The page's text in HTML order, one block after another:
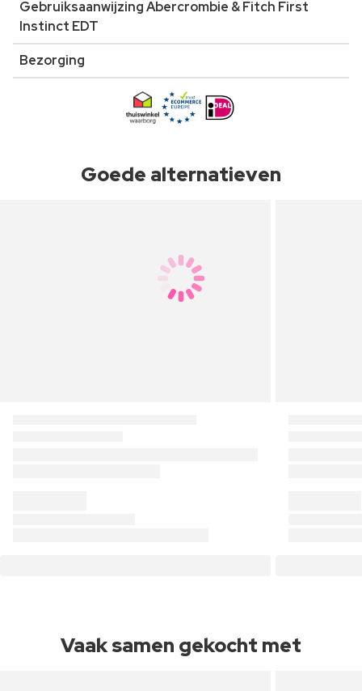
Gebruiksaanwijzing Abercrombie & Fitch First
Instinct EDT
Bezorging
Goede alternatieven
Vaak samen gekocht met